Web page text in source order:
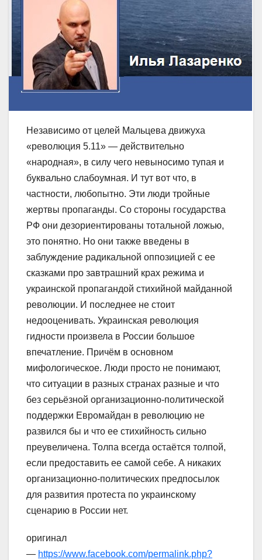
Независимо от целей Мальцева движуха
«революция 5.11» — действительно
«народная», в силу чего невыносимо тупая и
буквально слабоумная. И тут вот что, в
частности, любопытно. Эти люди тройные
жертвы пропаганды. Со стороны государства
РФ они дезориентированы тотальной ложью,
это понятно. Но они также введены в
заблуждение радикальной оппозицией с ее
сказками про завтрашний крах режима и
украинской пропагандой стихийной майданной
революции. И последнее не стоит
недооценивать. Украинская революция
гидности произвела в России большое
впечатление. Причём в основном
мифологическое. Люди просто не понимают,
что ситуации в разных странах разные и что
без серьёзной организационно-политической
поддержки Евромайдан в революцию не
развился бы и что ее стихийность сильно
преувеличена. Толпа всегда остаётся толпой,
если предоставить ее самой себе. А никаких
организационно-политических предпосылок
для развития протеста по украинскому
сценарию в России нет.
оригинал
— https://www.facebook.com/permalink.php?